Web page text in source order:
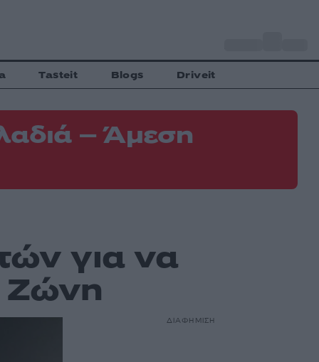
Tasteit Blogs Driveit
– Άμεση
για να
Ζώνη
ΔΙΑΦΗΜΙΣΗ